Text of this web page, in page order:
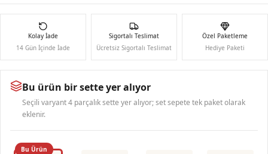
Kolay İade
14 Gün İçinde İade
Sigortalı Teslimat
Ücretsiz Sigortalı Teslimat
Özel Paketleme
Hediye Paketi
Bu ürün bir sette yer alıyor
Seçili varyant 4 parçalık sette yer alıyor; set sepete tek paket olarak
eklenir.
Bu Ürün